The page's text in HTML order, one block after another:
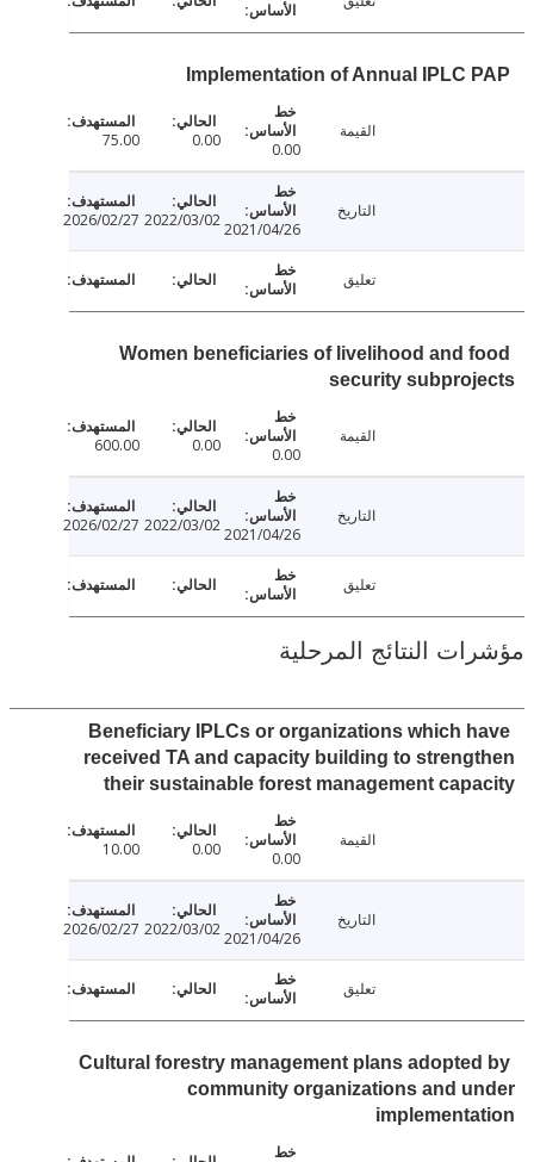
Implementation of Annual IPLC
0.00
75.00
2021/04/26
2022/03/02
2026/02/27
Women beneficiaries of livelihood and
security
0.00
600.00
2021/04/26
2022/03/02
2026/02/27
النتائج المرحلية
Beneficiary IPLCs or organizations which
received TA and capacity building to
their sustainable forest management
0.00
10.00
2021/04/26
2022/03/02
2026/02/27
Cultural forestry management plans
community organizations and